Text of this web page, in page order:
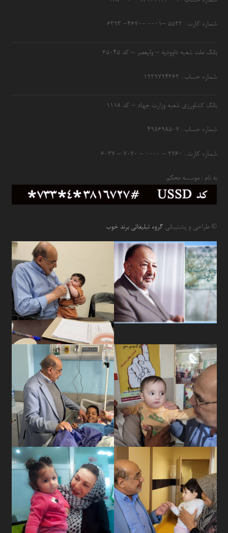
شماره کارت : ۵۵۲۲ –۰۰۰۱ –۴۶۷۰– ۶۳۹۳
بانک ملت شعبه داوودیه – ولیعصر – کد ۶۵۰۴۵
شماره حساب : ۱۹۲۹۷۹۴۳۶۲
بانک کشاورزی شعبه وزارت جهاد – کد 1118
شماره حساب : ۴۹۸۶۹۸۵۰۷
شماره کارت : ۲۷۶۰ – ۰۰۰۰ – ۷۰۷۰ – ۶۰۳۷
به نام : موسسه محکم
© طراحی و پشتیبانیگروه تبلیغاتی برند خوب